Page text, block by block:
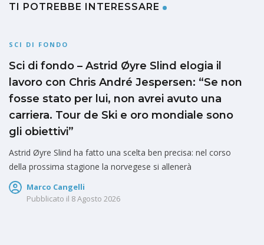
TI POTREBBE INTERESSARE
SCI DI FONDO
Sci di fondo – Astrid Øyre Slind elogia il
lavoro con Chris André Jespersen: “Se non
fosse stato per lui, non avrei avuto una
carriera. Tour de Ski e oro mondiale sono
gli obiettivi”
Astrid Øyre Slind ha fatto una scelta ben precisa: nel corso
della prossima stagione la norvegese si allenerà
Marco Cangelli
Pubblicato il 8 Agosto 2026